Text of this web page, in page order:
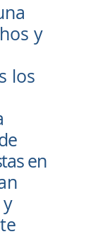
y
los
en